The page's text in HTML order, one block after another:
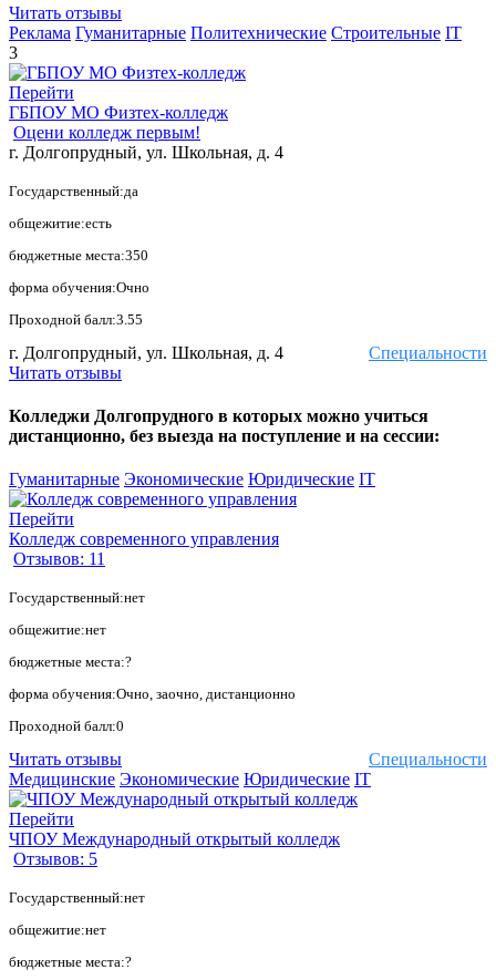
Читать отзывы
Реклама Гуманитарные Политехнические Строительные IT
3
Перейти
ГБПОУ МО Физтех-колледж
Оцени колледж первым!
г. Долгопрудный, ул. Школьная, д. 4
Государственный:да
общежитие:есть
бюджетные места:350
форма обучения:Очно
Проходной балл:3.55
Специальности
г. Долгопрудный, ул. Школьная, д. 4
Читать отзывы
Колледжи Долгопрудного в которых можно учиться
дистанционно, без выезда на поступление и на сессии:
Гуманитарные Экономические Юридические IT
Перейти
Колледж современного управления
Отзывов: 11
Государственный:нет
общежитие:нет
бюджетные места:?
форма обучения:Очно, заочно, дистанционно
Проходной балл:0
Специальности
Читать отзывы
Медицинские Экономические Юридические IT
Перейти
ЧПОУ Международный открытый колледж
Отзывов: 5
Государственный:нет
общежитие:нет
бюджетные места:?